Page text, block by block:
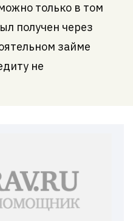
только в том
получен через
займе
не